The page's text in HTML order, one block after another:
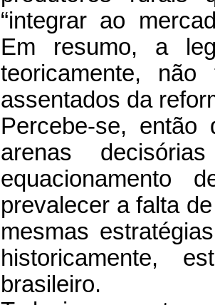
“integrar ao
Em resumo, a
teoricamente,
assentados da
Percebe-se,
arenas
prevalecer a falta
mesmas
historicamente,
brasileiro.